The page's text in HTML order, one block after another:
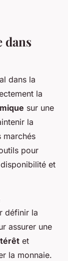
la
Taux
dans
dans la
la
sur une
la
marchés
pour
et
définir la
assurer une
et
la monnaie.